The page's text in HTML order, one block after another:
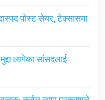
पोस्ट सेयर, टेक्सासमा
लागेका सांसदलाई